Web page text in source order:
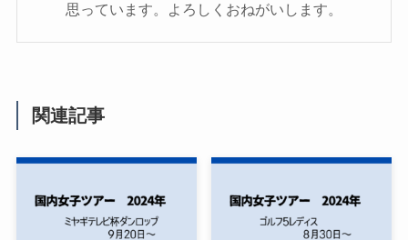
思っています。よろしくおねがいします。
関連記事